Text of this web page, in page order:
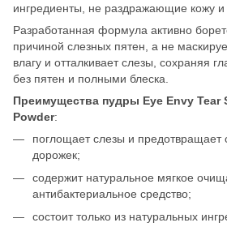
ингредиенты, не раздражающие кожу и
Разработанная формула активно
причиной слезных пятен, а не
влагу и отталкивает слезы, сохраняя
без пятен и полными блеска.
Преимущества пудры Eye Envy Tear
Powder:
поглощает слезы и предотвращает
дорожек;
содержит натуральное мягкое
антибактериальное средство;
состоит только из натуральных